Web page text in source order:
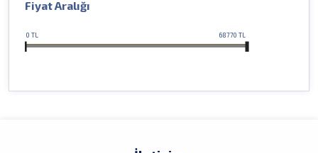
kendo
latex
lineaeffe
Fiyat Aralığı
0 TL 68770 TL